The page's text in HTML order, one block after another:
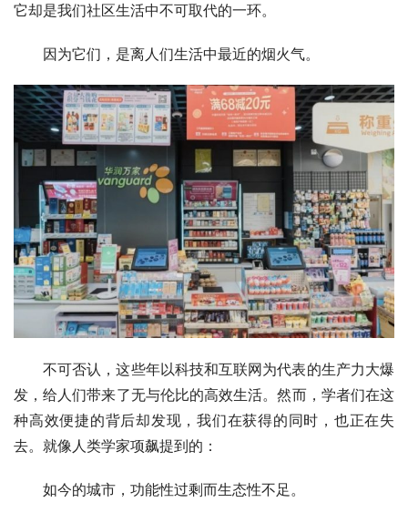
它却是我们社区生活中不可取代的一环。
因为它们，是离人们生活中最近的烟火气。
不可否认，这些年以科技和互联网为代表的生产力大爆
发，给人们带来了无与伦比的高效生活。然而，学者们在这
种高效便捷的背后却发现，我们在获得的同时，也正在失
去。就像人类学家项飙提到的：
如今的城市，功能性过剩而生态性不足。